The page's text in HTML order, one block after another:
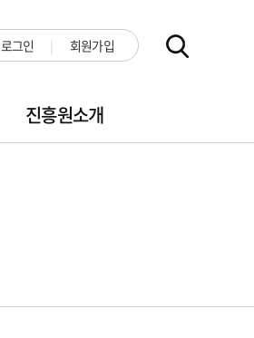
로그인 회원가입
진흥원소개